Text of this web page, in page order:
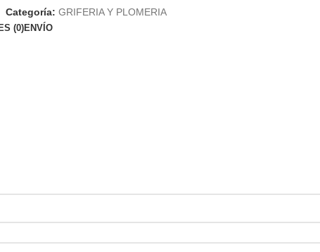
Categoría: GRIFERIA Y PLOMERIA
(0)ENVÍO